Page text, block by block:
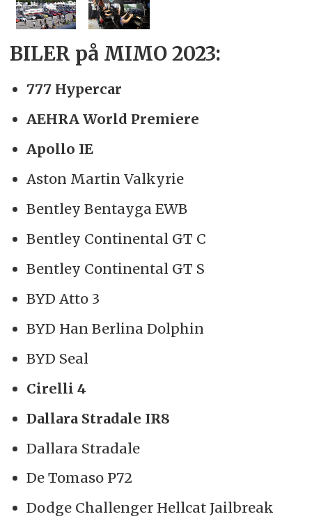
BILER på MIMO 2023:
777 Hypercar
AEHRA World Premiere
Apollo IE
Aston Martin Valkyrie
Bentley Bentayga EWB
Bentley Continental GT C
Bentley Continental GT S
BYD Atto 3
BYD Han Berlina Dolphin
BYD Seal
Cirelli 4
Dallara Stradale IR8
Dallara Stradale
De Tomaso P72
Dodge Challenger Hellcat Jailbreak